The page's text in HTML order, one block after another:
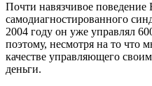
Почти навязчивое поведение
самодиагностированного
2004 году он уже управлял
поэтому, несмотря на то что
качестве управляющего
деньги.